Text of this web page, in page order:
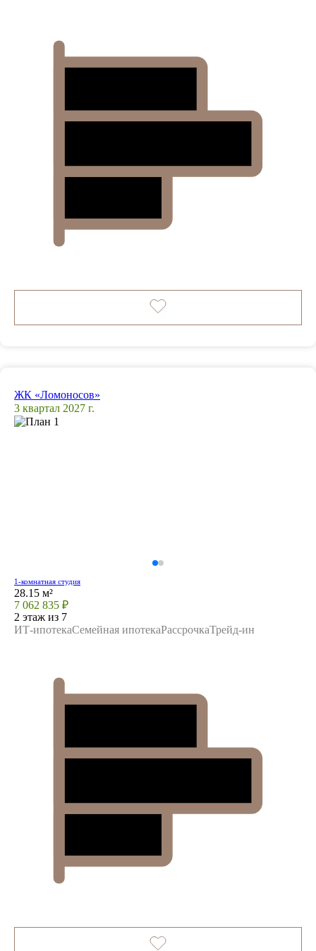
ЖК «Ломоносов»
3 квартал 2027 г.
1-комнатная студия
28.15 м²
7 062 835 ₽
2 этаж из 7
ИТ-ипотекаСемейная ипотекаРассрочкаТрейд-ин